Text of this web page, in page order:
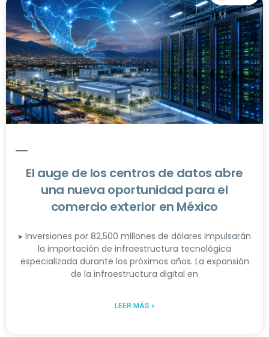
El auge de los centros de datos abre
una nueva oportunidad para el
comercio exterior en México
▸ Inversiones por 82,500 millones de dólares impulsarán
la importación de infraestructura tecnológica
especializada durante los próximos años. La expansión
de la infraestructura digital en
LEER MÁS »